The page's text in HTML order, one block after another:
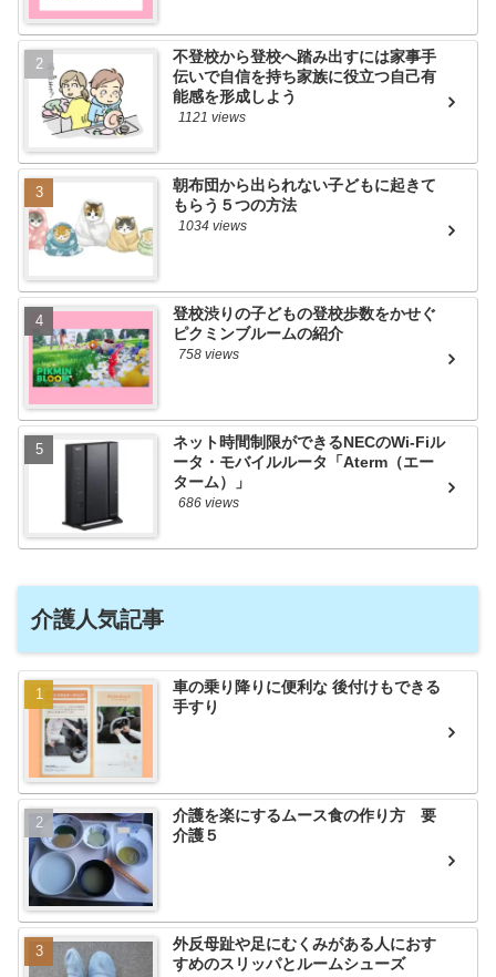
不登校から登校へ踏み出すには家事手
伝いで自信を持ち家族に役立つ自己有
能感を形成しよう
1121 views
朝布団から出られない子どもに起きて
もらう５つの方法
1034 views
登校渋りの子どもの登校歩数をかせぐ
ピクミンブルームの紹介
758 views
ネット時間制限ができるNECのWi-Fiル
ータ・モバイルルータ「Aterm（エー
ターム）」
686 views
介護人気記事
車の乗り降りに便利な 後付けもできる
手すり
介護を楽にするムース食の作り方 要
介護５
外反母趾や足にむくみがある人におす
すめのスリッパとルームシューズ